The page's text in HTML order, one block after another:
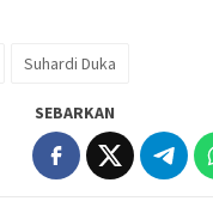
Suhardi Duka
SEBARKAN